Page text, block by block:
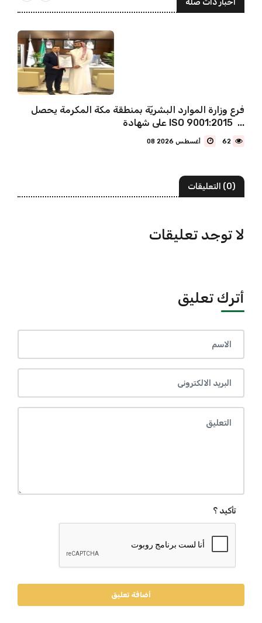
أخبار ذات صلة
فرع وزارة الموارد البشريّة بمنطقة مكة المكرمة يحصل
على شهادة ISO 9001:2015 ...
62
(0) التعليقات
لا توجد تعليقات
أترك تعليق
تأكيد ؟
أضافة تعليق